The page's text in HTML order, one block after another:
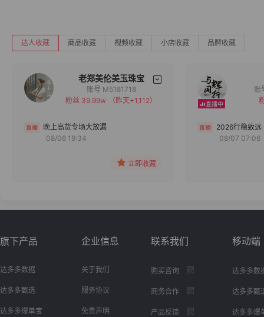
达人收藏 商品收藏 视频收藏 小店收藏 品牌收藏
老郑美伦美玉珠宝
备注
分组
账号 M5181718
粉丝 39.99w
（昨天+1,112）
晚上高货专场大放漏
08/06 19:34
立即收藏
2026行稳致远
08/07 07:06
旗下产品
达多多数据
达多多甄选
达多多爆单宝
企业信息
关于我们
服务协议
免责声明
联系我们
购买咨询
商务合作
产品反馈
移动端
达多多数
达多多甄
达多多爆